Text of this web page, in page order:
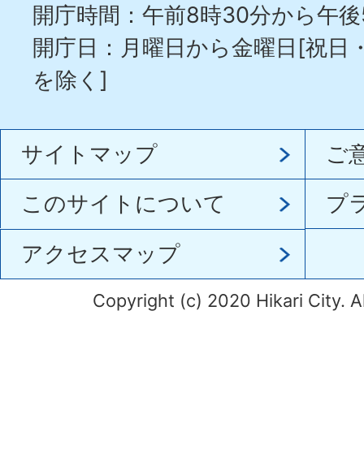
開庁時間：午前8時30分から午
開庁日：月曜日から金曜日[祝日
を除く]
サイトマップ
ご
このサイトについて
プ
アクセスマップ
Copyright (c) 2020 Hikari City.